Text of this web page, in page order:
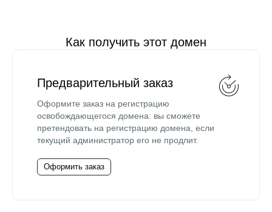
Как получить этот домен
Предварительный заказ
Оформите заказ на регистрацию
освобождающегося домена: вы сможете
претендовать на регистрацию домена, если
текущий администратор его не продлит.
Оформить заказ